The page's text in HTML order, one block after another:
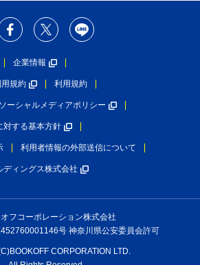
企業情報
用規約 利用規約
ソーシャルメディアポリシー
対する基本方針
利用者情報の外部送信について
ディングス株式会社
フコーポレーション株式会社
号 神奈川県公安委員会許可
CORPORATION LTD.